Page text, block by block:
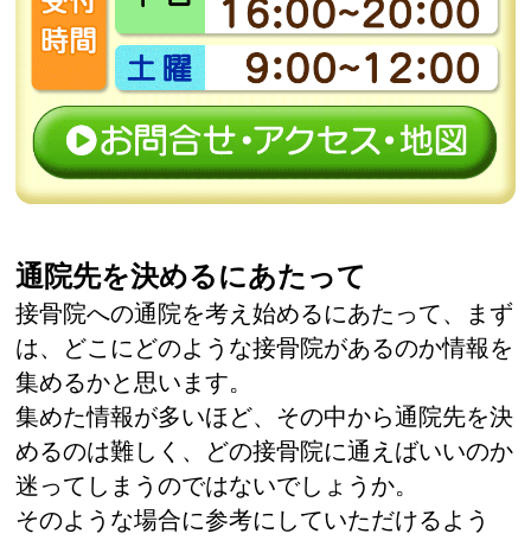
通院先を決めるにあたって
接骨院への通院を考え始めるにあたって、まず
は、どこにどのような接骨院があるのか情報を
集めるかと思います。
集めた情報が多いほど、その中から通院先を決
めるのは難しく、どの接骨院に通えばいいのか
迷ってしまうのではないでしょうか。
そのような場合に参考にしていただけるよう